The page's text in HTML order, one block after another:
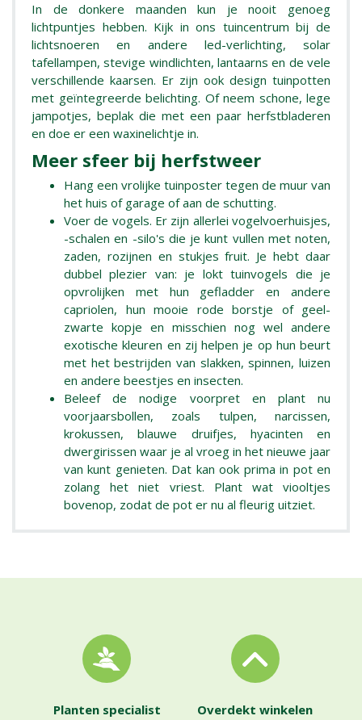
In de donkere maanden kun je nooit genoeg
lichtpuntjes hebben. Kijk in ons tuincentrum bij de
lichtsnoeren en andere led-verlichting, solar
tafellampen, stevige windlichten, lantaarns en de vele
verschillende kaarsen. Er zijn ook design tuinpotten
met geïntegreerde belichting. Of neem schone, lege
jampotjes, beplak die met een paar herfstbladeren
en doe er een waxinelichtje in.
Meer sfeer bij herfstweer
Hang een vrolijke tuinposter tegen de muur van
het huis of garage of aan de schutting.
Voer de vogels. Er zijn allerlei vogelvoerhuisjes,
-schalen en -silo's die je kunt vullen met noten,
zaden, rozijnen en stukjes fruit. Je hebt daar
dubbel plezier van: je lokt tuinvogels die je
opvrolijken met hun gefladder en andere
capriolen, hun mooie rode borstje of geel-
zwarte kopje en misschien nog wel andere
exotische kleuren en zij helpen je op hun beurt
met het bestrijden van slakken, spinnen, luizen
en andere beestjes en insecten.
Beleef de nodige voorpret en plant nu
voorjaarsbollen, zoals tulpen, narcissen,
krokussen, blauwe druifjes, hyacinten en
dwergirissen waar je al vroeg in het nieuwe jaar
van kunt genieten. Dat kan ook prima in pot en
zolang het niet vriest. Plant wat viooltjes
bovenop, zodat de pot er nu al fleurig uitziet.
Planten specialist Overdekt winkelen